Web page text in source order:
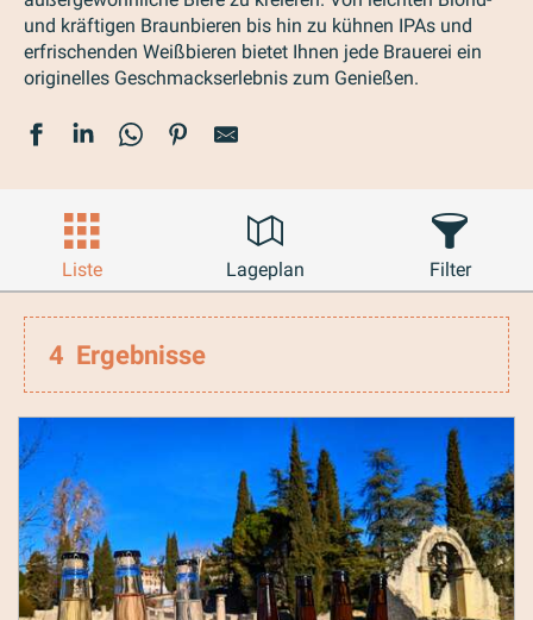
und kräftigen Braunbieren bis hin zu kühnen IPAs und
erfrischenden Weißbieren bietet Ihnen jede Brauerei ein
originelles Geschmackserlebnis zum Genießen.
Liste Lageplan Filter
4 Ergebnisse